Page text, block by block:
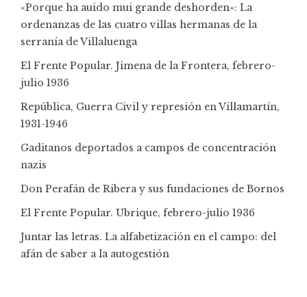
«Porque ha auido mui grande deshorden»: La
ordenanzas de las cuatro villas hermanas de la
serranía de Villaluenga
El Frente Popular. Jimena de la Frontera, febrero-
julio 1936
República, Guerra Civil y represión en Villamartín,
1931-1946
Gaditanos deportados a campos de concentración
nazis
Don Perafán de Ribera y sus fundaciones de Bornos
El Frente Popular. Ubrique, febrero-julio 1936
Juntar las letras. La alfabetización en el campo: del
afán de saber a la autogestión